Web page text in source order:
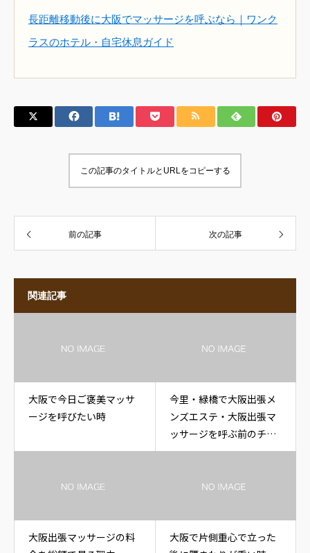
長距離移動後に大阪でマッサージを呼ぶなら｜ワンク
ラスのホテル・自宅休息ガイド
この記事のタイトルとURLをコピーする
前の記事 次の記事
関連記事
大阪で今日ご褒美マッサ
ージを呼びたい時
今里・緑橋で大阪出張メ
ンズエステ・大阪出張マ
ッサージを呼ぶ前のチェ
ックリスト
大阪出張マッサージの料
大阪で片側重心で立った